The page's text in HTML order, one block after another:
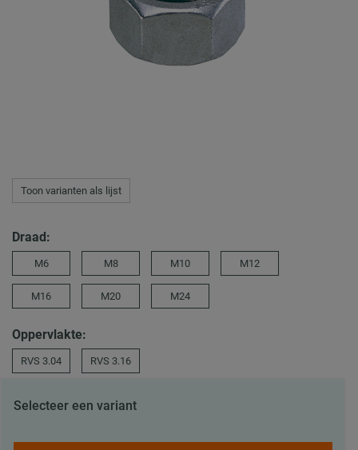
Toon varianten als lijst
Draad:
M6 M8 M10 M12
M16 M20 M24
Oppervlakte:
RVS 3.04 RVS 3.16
Selecteer een variant